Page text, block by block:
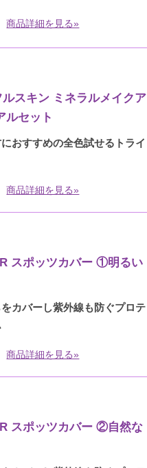
商品詳細を見る»
ルスキン ミネラルメイクア
ルセット
おすすめの全色試せるトライ
商品詳細を見る»
スポッツカバー ①明るい
カバーし紫外線も防ぐプロテ
商品詳細を見る»
スポッツカバー ②自然な